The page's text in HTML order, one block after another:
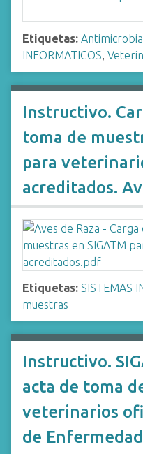
Etiquetas:
INFORMATICOS,
Instructivo.
toma de
para
acreditados.
Etiquetas: SISTEMAS
muestras
Instructivo.
acta de toma
veterinarios
de